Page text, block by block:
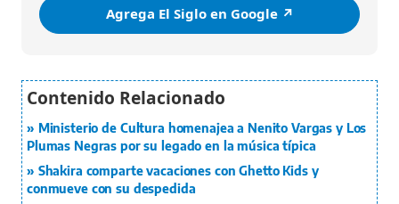
Agrega El Siglo en Google ↗️
Ministerio de Cultura homenajea a Nenito Vargas y Los
Plumas Negras por su legado en la música típica
Shakira comparte vacaciones con Ghetto Kids y
conmueve con su despedida